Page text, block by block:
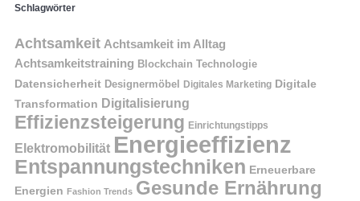
Schlagwörter
Achtsamkeit Achtsamkeit im Alltag
Achtsamkeitstraining Blockchain Technologie
Datensicherheit Designermöbel Digitales Marketing Digitale
Transformation Digitalisierung
Effizienzsteigerung Einrichtungstipps
Elektromobilität Energieeffizienz
Entspannungstechniken Erneuerbare
Energien Fashion Trends Gesunde Ernährung